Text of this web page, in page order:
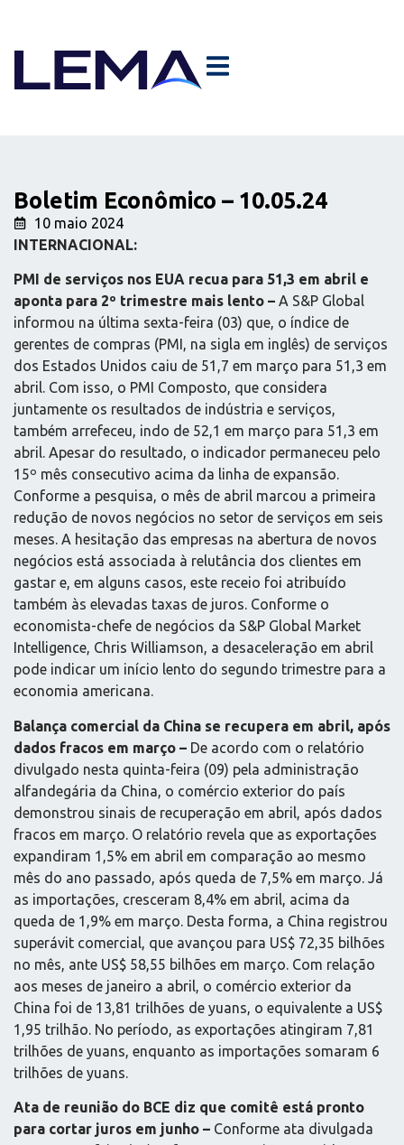
Boletim Econômico – 10.05.24
10 maio 2024
INTERNACIONAL:
PMI de serviços nos EUA recua para 51,3 em abril e
aponta para 2º trimestre mais lento – A S&P Global
informou na última sexta-feira (03) que, o índice de
gerentes de compras (PMI, na sigla em inglês) de serviços
dos Estados Unidos caiu de 51,7 em março para 51,3 em
abril. Com isso, o PMI Composto, que considera
juntamente os resultados de indústria e serviços,
também arrefeceu, indo de 52,1 em março para 51,3 em
abril. Apesar do resultado, o indicador permaneceu pelo
15º mês consecutivo acima da linha de expansão.
Conforme a pesquisa, o mês de abril marcou a primeira
redução de novos negócios no setor de serviços em seis
meses. A hesitação das empresas na abertura de novos
negócios está associada à relutância dos clientes em
gastar e, em alguns casos, este receio foi atribuído
também às elevadas taxas de juros. Conforme o
economista-chefe de negócios da S&P Global Market
Intelligence, Chris Williamson, a desaceleração em abril
pode indicar um início lento do segundo trimestre para a
economia americana.
Balança comercial da China se recupera em abril, após
dados fracos em março – De acordo com o relatório
divulgado nesta quinta-feira (09) pela administração
alfandegária da China, o comércio exterior do país
demonstrou sinais de recuperação em abril, após dados
fracos em março. O relatório revela que as exportações
expandiram 1,5% em abril em comparação ao mesmo
mês do ano passado, após queda de 7,5% em março. Já
as importações, cresceram 8,4% em abril, acima da
queda de 1,9% em março. Desta forma, a China registrou
superávit comercial, que avançou para US$ 72,35 bilhões
no mês, ante US$ 58,55 bilhões em março. Com relação
aos meses de janeiro a abril, o comércio exterior da
China foi de 13,81 trilhões de yuans, o equivalente a US$
1,95 trilhão. No período, as exportações atingiram 7,81
trilhões de yuans, enquanto as importações somaram 6
trilhões de yuans.
Ata de reunião do BCE diz que comitê está pronto
para cortar juros em junho – Conforme ata divulgada